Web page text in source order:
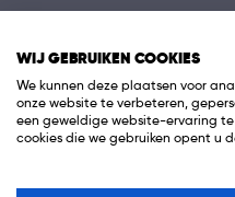
WIJ GEBRUIKEN COOKIES
We kunnen deze plaatsen voor
onze website te verbeteren,
een geweldige website-ervaring
cookies die we gebruiken opent u